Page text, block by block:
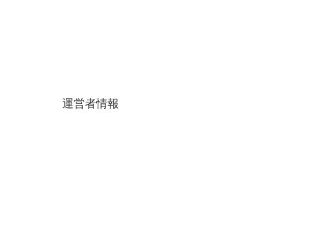
運営者情報